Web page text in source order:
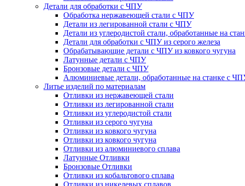
Детали для обработки с ЧПУ
Обработка нержавеющей стали с ЧПУ
Детали из легированной стали с ЧПУ
Детали из углеродистой стали, обработанные на
Детали для обработки с ЧПУ из серого железа
Обрабатывающие детали с ЧПУ из ковкого чугуна
Латунные детали с ЧПУ
Бронзовые детали с ЧПУ
Алюминиевые детали, обработанные на станке с
Литье изделий по материалам
Отливки из нержавеющей стали
Отливки из легированной стали
Отливки из углеродистой стали
Отливки из серого чугуна
Отливки из ковкого чугуна
Отливки из ковкого чугуна
Отливки из алюминиевого сплава
Латунные Отливки
Бронзовые Отливки
Отливки из кобальтового сплава
Отливки из никелевых сплавов